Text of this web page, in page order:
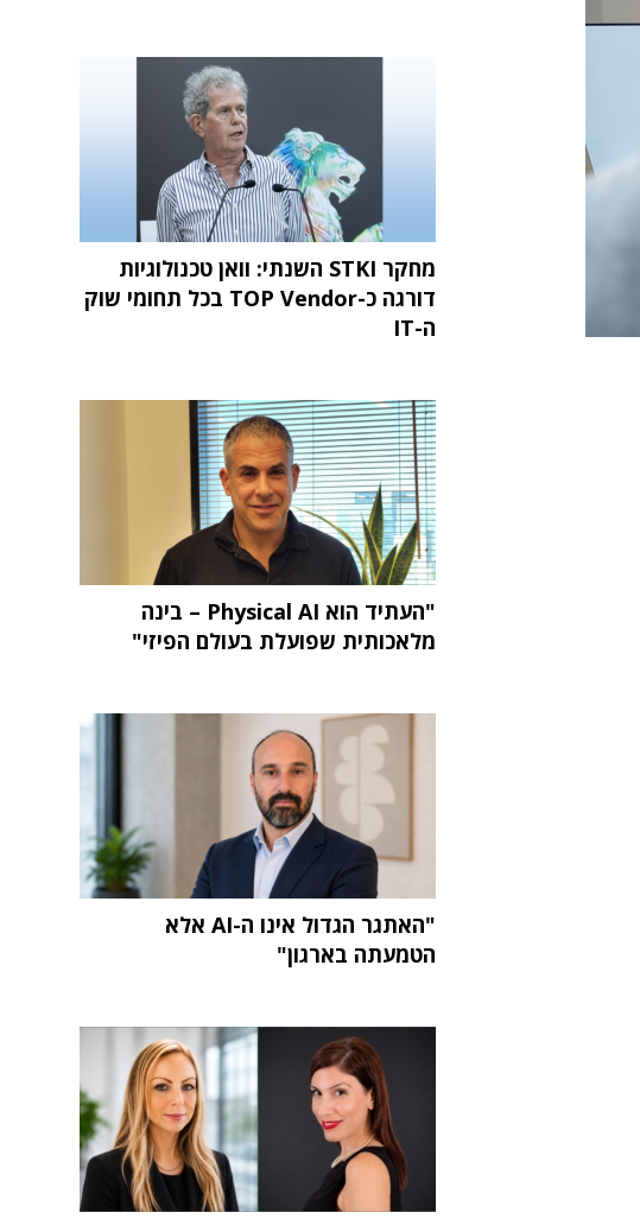
מחקר STKI השנתי: וואן טכנולוגיות
דורגה כ-TOP Vendor בכל תחומי שוק
ה-IT
"העתיד הוא Physical AI – בינה
מלאכותית שפועלת בעולם הפיזי"
"האתגר הגדול אינו ה-AI אלא
הטמעתה בארגון"